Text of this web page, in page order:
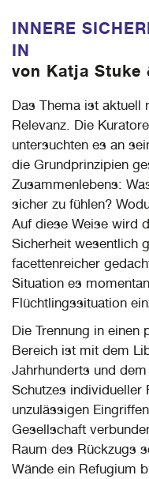
INNERE
IN
von Katja Stuke
Das Thema ist aktuell
Relevanz. Die
untersuchten es an
die Grundprinzipien
Zusammenlebens:
sicher zu fühlen?
Auf diese Weise wird
Sicherheit wesentlich
facettenreicher
Situation es
Flüchtlingssituation
Die Trennung in einen
Bereich ist mit dem
Jahrhunderts und
Schutzes individueller
unzulässigen
Gesellschaft
Raum des Rückzugs
Wände ein Refugium